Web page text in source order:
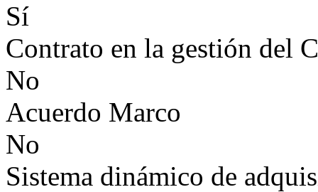
Sí
Contrato en la gestión del
No
Acuerdo Marco
No
Sistema dinámico de